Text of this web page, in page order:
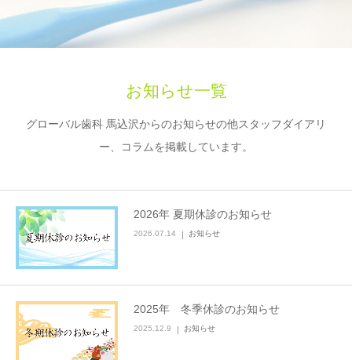
お知らせ一覧
グローバル歯科 馬込沢からのお知らせの他スタッフダイアリ
ー、コラムを掲載しています。
2026年 夏期休診のお知らせ
2026.07.14 お知らせ
2025年 冬季休診のお知らせ
2025.12.9 お知らせ
ドクター/スタッフ紹介
診療時間/アクセス